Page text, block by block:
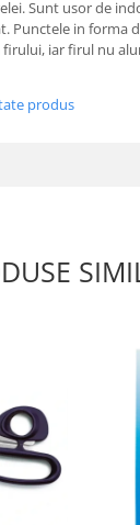
Sunt usor de
Punctele in forma
firului, iar firul nu
produs